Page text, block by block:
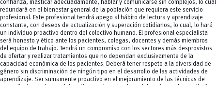
confianza, masticar adecuadamente, hablar y comunicarse sin complejos, lo cual
redundará en el bienestar general de la población que requiera este servicio
profesional. Este profesional tendrá apego al hábito de lectura y aprendizaje
constante, con deseos de actualización y superación cotidianos, lo cual, lo hará
un individuo proactivo dentro del colectivo humano. El profesional especialista
será honesto y ético ante los pacientes, colegas, docentes y demás miembros
del equipo de trabajo. Tendrá un compromiso con los sectores más desprovistos
de ofertar y realizar tratamientos que no dependan exclusivamente de la
capacidad económica de los pacientes. Deberá tener respeto a la diversidad de
género sin discriminación de ningún tipo en el desarrollo de las actividades de
aprendizaje. Ser sumamente proactivo en el mejoramiento de las técnicas de